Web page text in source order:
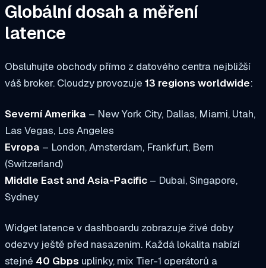
Globální dosah a měření
latence
Obsluhujte obchody přímo z datového centra nejbližší
váš broker. Cloudzy provozuje 13 regions worldwide:
Severní Amerika – New York City, Dallas, Miami, Utah,
Las Vegas, Los Angeles
Evropa – London, Amsterdam, Frankfurt, Bern
(Switzerland)
Middle East and Asia-Pacific – Dubai, Singapore,
Sydney
Widget latence v dashboardu zobrazuje živé doby
odezvy ještě před nasazením. Každá lokalita nabízí
stejné 40 Gbps uplinky, mix Tier-1 operátorů a